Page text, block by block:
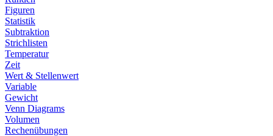
Figuren
Statistik
Subtraktion
Strichlisten
Temperatur
Zeit
Wert & Stellenwert
Variable
Gewicht
Venn Diagrams
Volumen
Rechenübungen